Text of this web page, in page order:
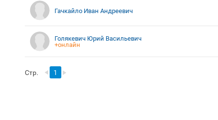
Гачкайло Иван Андреевич
Голякевич Юрий Васильевич
+онлайн
Стр. 1